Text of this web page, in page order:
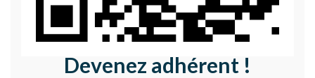
Devenez adhérent !